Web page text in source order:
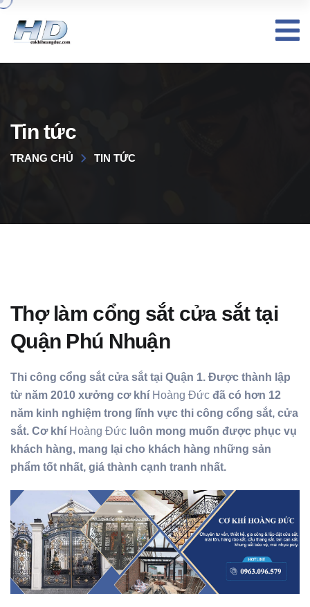
Tin tức
TRANG CHỦ TIN TỨC
Thợ làm cổng sắt cửa sắt tại
Quận Phú Nhuận
Thi công cổng sắt cửa sắt tại Quận 1. Được thành lập
từ năm 2010 xưởng cơ khí Hoàng Đức đã có hơn 12
năm kinh nghiệm trong lĩnh vực thi công cổng sắt, cửa
sắt. Cơ khí Hoàng Đức luôn mong muốn được phục vụ
khách hàng, mang lại cho khách hàng những sản
phẩm tốt nhất, giá thành cạnh tranh nhất.